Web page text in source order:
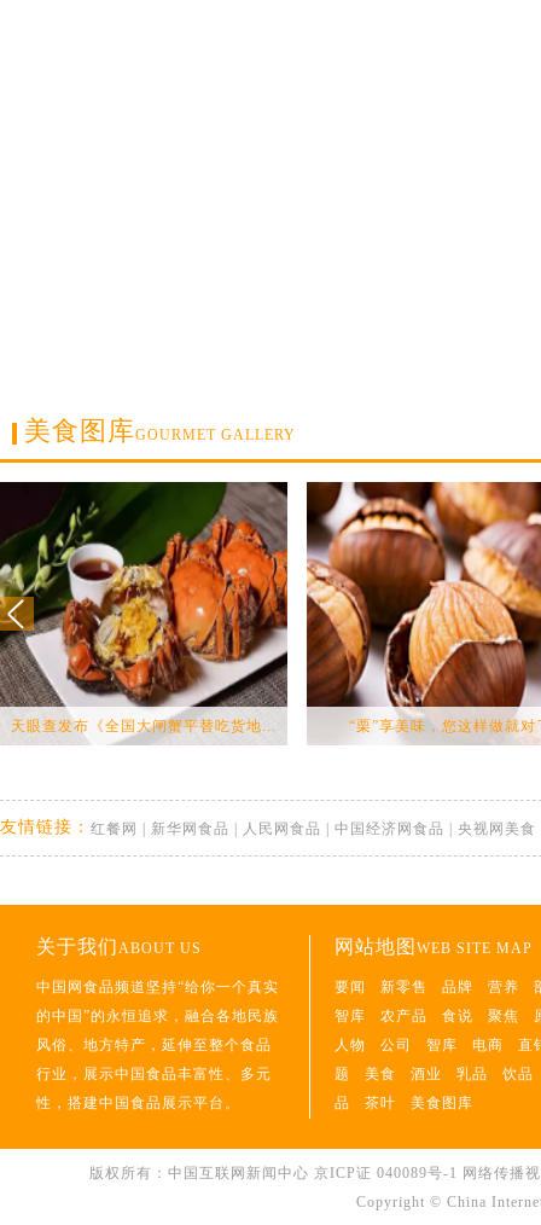
美食图库GOURMET GALLERY
天眼查发布《全国大闸蟹平替吃货地... “栗”享美味，您这样做就对
友情链接： 红餐网 新华网食品 人民网食品 中国经济网食品 央视网美食
关于我们ABOUT US
中国网食品频道坚持“给你一个真实
的中国”的永恒追求，融合各地民族
风俗、地方特产，延伸至整个食品
行业，展示中国食品丰富性、多元
性，搭建中国食品展示平台。
网站地图 WEB SITE MAP
要闻 新零售 品牌 营养
智库
农产品 食说 聚焦
人物
公司 智库 电商
直
题
美食 酒业 乳品
饮品
品
茶叶 美食图库
版权所有：中国互联网新闻中心 京ICP证 040089号-1 网络传播
Copyright © China